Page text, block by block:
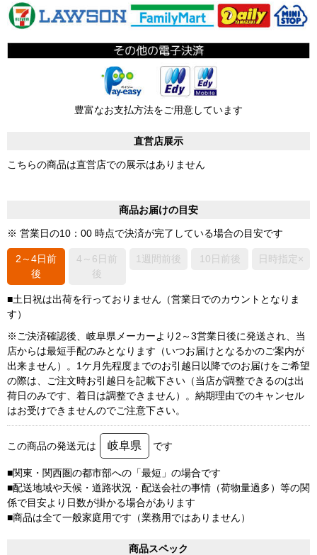
豊富なお支払方法をご用意しています
直営店展示
こちらの商品は直営店での展示はありません
商品お届けの目安
※ 営業日の10：00 時点で決済が完了している場合の目安です
2～4日前
後
4～6日前
後
1週間前後 10日前後 日時指定×
■土日祝は出荷を行っておりません（営業日でのカウントとなりま
す）
※ご決済確認後、岐阜県メーカーより2～3営業日後に発送され、当
店からは最短手配のみとなります（いつお届けとなるかのご案内が
出来ません）。1ケ月先程度までのお引越日以降でのお届けをご希望
の際は、ご注文時お引越日を記載下さい（当店が調整できるのは出
荷日のみです、着日は調整できません）。納期理由でのキャンセル
はお受けできませんのでご注意下さい。
この商品の発送元は 岐阜県 です
■関東・関西圏の都市部への「最短」の場合です
■配送地域や天候・道路状況・配送会社の事情（荷物量過多）等の関
係で目安より日数が掛かる場合があります
■商品は全て一般家庭用です（業務用ではありません）
商品スペック